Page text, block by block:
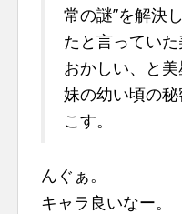
常の謎”を解決
たと言ってい
おかしい、と
妹の幼い頃の
こす。
んぐぁ。
キャラ良いなー。